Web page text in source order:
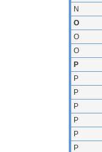
N
O
O
O
P
P
P
P
P
P
P